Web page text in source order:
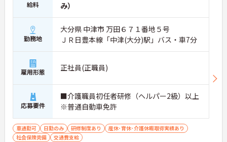
給料
み）
勤務地
大分県 中津市 万田６７１番地５号
ＪＲ日豊本線「中津(大分)駅」バス・車7分
雇用形態 正社員(正職員)
応募要件
■介護職員初任者研修（ヘルパー2級）以上
※普通自動車免許
車通勤可 日勤のみ 研修制度あり
産休･育休･介護休暇取得実績あり
社会保険完備
交通費支給